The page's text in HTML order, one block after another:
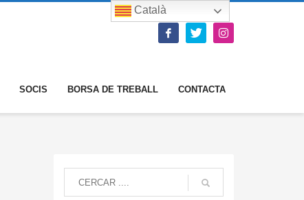
SOCIS BORSA DE TREBALL CONTACTA
Català